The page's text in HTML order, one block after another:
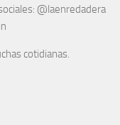
@laenredadera
cotidianas.